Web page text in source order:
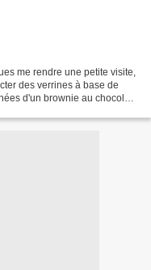
me rendre une petite visite,
des verrines à base de
d'un brownie au chocolat